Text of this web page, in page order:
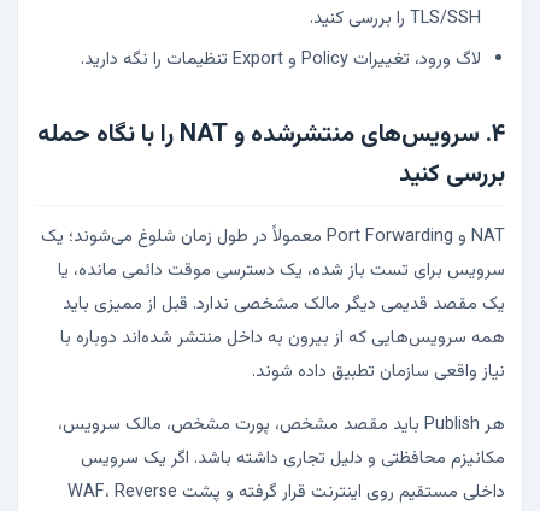
TLS/SSH را بررسی کنید.
لاگ ورود، تغییرات Policy و Export تنظیمات را نگه دارید.
۴. سرویس‌های منتشرشده و NAT را با نگاه حمله
بررسی کنید
NAT و Port Forwarding معمولاً در طول زمان شلوغ می‌شوند؛ یک
سرویس برای تست باز شده، یک دسترسی موقت دائمی مانده، یا
یک مقصد قدیمی دیگر مالک مشخصی ندارد. قبل از ممیزی باید
همه سرویس‌هایی که از بیرون به داخل منتشر شده‌اند دوباره با
نیاز واقعی سازمان تطبیق داده شوند.
هر Publish باید مقصد مشخص، پورت مشخص، مالک سرویس،
مکانیزم محافظتی و دلیل تجاری داشته باشد. اگر یک سرویس
داخلی مستقیم روی اینترنت قرار گرفته و پشت WAF، Reverse